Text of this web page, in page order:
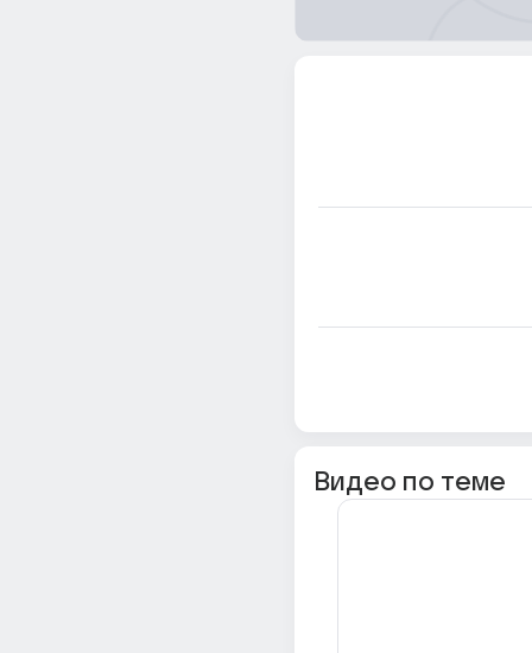
Видео по теме